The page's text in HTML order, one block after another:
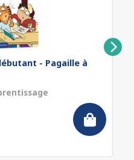
- Pagaille à